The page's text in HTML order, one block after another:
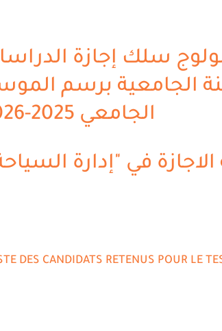
سلك إجازة
الجامعية برسم
الجامعي 2025-2026
في "إدارة
DES CANDIDATS RETENUS POUR LE